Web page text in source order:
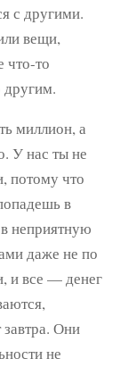
с другими.
вещи,
что-то
другим.
миллион, а
У нас ты не
потому что
в
неприятную
даже не по
и все — денег
Они
не